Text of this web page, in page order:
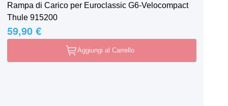
Rampa di Carico per Euroclassic G6-Velocompact
Thule 915200
59,90 €
Aggiungi al Carrello